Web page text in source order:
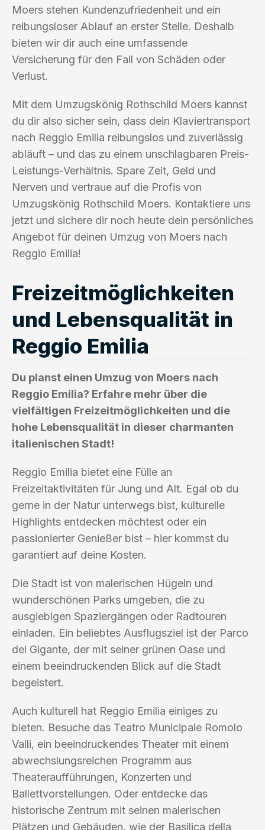
Moers stehen Kundenzufriedenheit und ein
reibungsloser Ablauf an erster Stelle. Deshalb
bieten wir dir auch eine umfassende
Versicherung für den Fall von Schäden oder
Verlust.
Mit dem Umzugskönig Rothschild Moers kannst
du dir also sicher sein, dass dein Klaviertransport
nach Reggio Emilia reibungslos und zuverlässig
abläuft – und das zu einem unschlagbaren Preis-
Leistungs-Verhältnis. Spare Zeit, Geld und
Nerven und vertraue auf die Profis von
Umzugskönig Rothschild Moers. Kontaktiere uns
jetzt und sichere dir noch heute dein persönliches
Angebot für deinen Umzug von Moers nach
Reggio Emilia!
Freizeitmöglichkeiten
und Lebensqualität in
Reggio Emilia
Du planst einen Umzug von Moers nach
Reggio Emilia? Erfahre mehr über die
vielfältigen Freizeitmöglichkeiten und die
hohe Lebensqualität in dieser charmanten
italienischen Stadt!
Reggio Emilia bietet eine Fülle an
Freizeitaktivitäten für Jung und Alt. Egal ob du
gerne in der Natur unterwegs bist, kulturelle
Highlights entdecken möchtest oder ein
passionierter Genießer bist – hier kommst du
garantiert auf deine Kosten.
Die Stadt ist von malerischen Hügeln und
wunderschönen Parks umgeben, die zu
ausgiebigen Spaziergängen oder Radtouren
einladen. Ein beliebtes Ausflugsziel ist der Parco
del Gigante, der mit seiner grünen Oase und
einem beeindruckenden Blick auf die Stadt
begeistert.
Auch kulturell hat Reggio Emilia einiges zu
bieten. Besuche das Teatro Municipale Romolo
Valli, ein beeindruckendes Theater mit einem
abwechslungsreichen Programm aus
Theateraufführungen, Konzerten und
Ballettvorstellungen. Oder entdecke das
historische Zentrum mit seinen malerischen
Plätzen und Gebäuden, wie der Basilica della